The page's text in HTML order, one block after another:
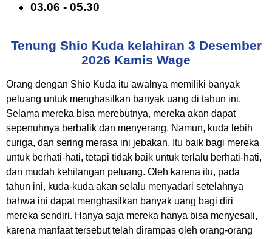
03.06 - 05.30
Tenung Shio Kuda kelahiran 3 Desember
2026 Kamis Wage
Orang dengan Shio Kuda itu awalnya memiliki banyak
peluang untuk menghasilkan banyak uang di tahun ini.
Selama mereka bisa merebutnya, mereka akan dapat
sepenuhnya berbalik dan menyerang. Namun, kuda lebih
curiga, dan sering merasa ini jebakan. Itu baik bagi mereka
untuk berhati-hati, tetapi tidak baik untuk terlalu berhati-hati,
dan mudah kehilangan peluang. Oleh karena itu, pada
tahun ini, kuda-kuda akan selalu menyadari setelahnya
bahwa ini dapat menghasilkan banyak uang bagi diri
mereka sendiri. Hanya saja mereka hanya bisa menyesali,
karena manfaat tersebut telah dirampas oleh orang-orang